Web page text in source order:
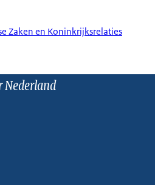
Zaken en Koninkrijksrelaties
Nederland